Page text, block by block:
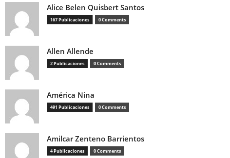
Alice Belen Quisbert Santos
167 Publicaciones 0 Comments
Allen Allende
2 Publicaciones 0 Comments
América Nina
491 Publicaciones 0 Comments
Amilcar Zenteno Barrientos
4 Publicaciones 0 Comments